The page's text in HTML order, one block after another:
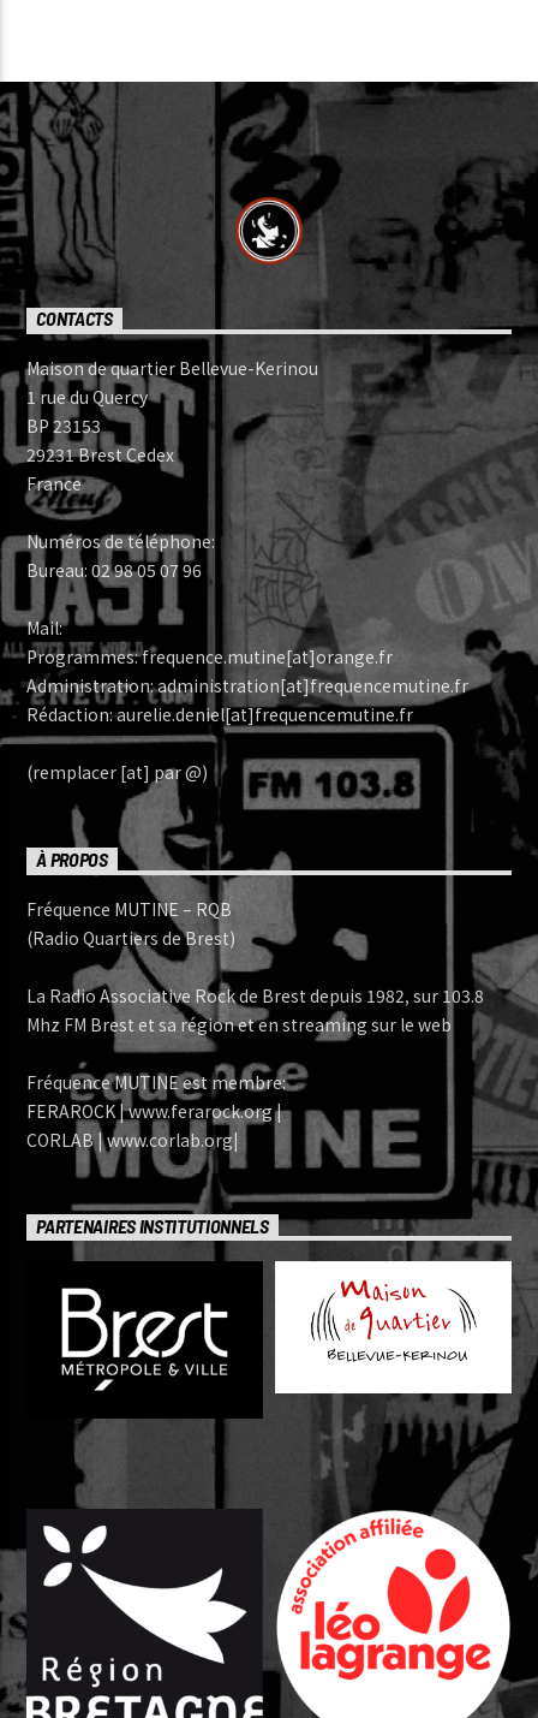
CONTACTS
Maison de quartier Bellevue-Kerinou
1 rue du Quercy
BP 23153
29231 Brest Cedex
France
Numéros de téléphone:
Bureau: 02 98 05 07 96
Mail:
Programmes: frequence.mutine[at]orange.fr
Administration: administration[at]frequencemutine.fr
Rédaction: aurelie.deniel[at]frequencemutine.fr
(remplacer [at] par @)
À PROPOS
Fréquence MUTINE – RQB
(Radio Quartiers de Brest)
La Radio Associative Rock de Brest depuis 1982, sur 103.8
Mhz FM Brest et sa région et en streaming sur le web
Fréquence MUTINE est membre:
FERAROCK | www.ferarock.org |
CORLAB | www.corlab.org|
PARTENAIRES INSTITUTIONNELS